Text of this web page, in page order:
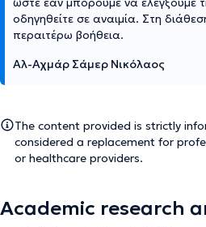
οδηγηθείτε σε αναιμία. Στη
περαιτέρω βοήθεια.
Αλ-Αχμάρ Σάμερ Νικόλαος
The content provided is strictly
considered a replacement for
or healthcare providers.
Academic research